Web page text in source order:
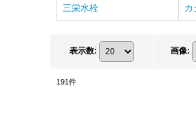
三栄水栓 カ
表示数: 画像:
191件